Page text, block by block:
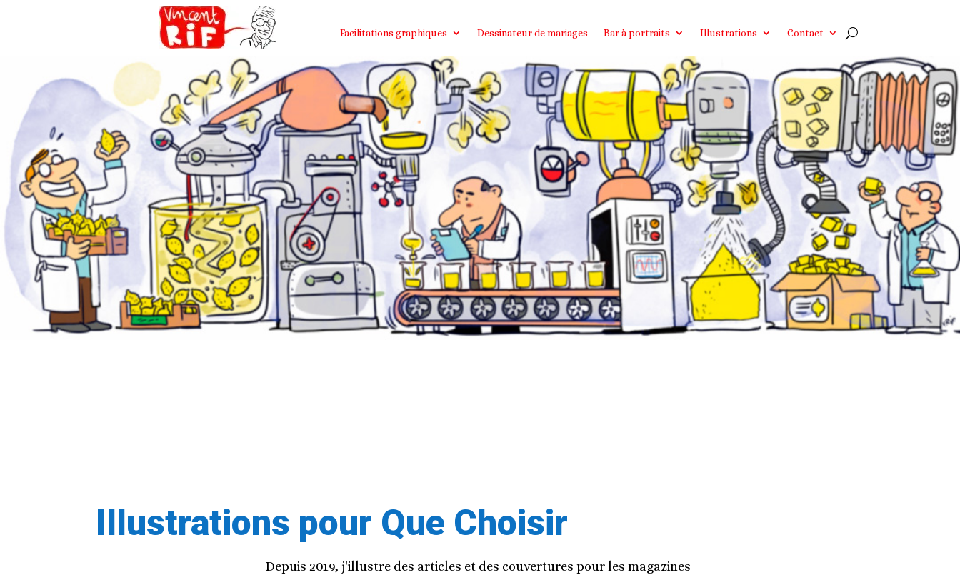
Facilitations graphiques Dessinateur de mariages Bar à portraits Illustrations Contact
Illustrations pour Que Choisir
Depuis 2019, j'illustre des articles et des couvertures pour les magazines